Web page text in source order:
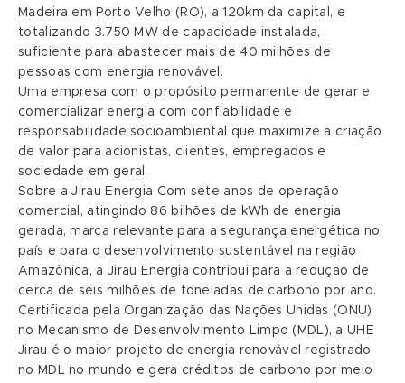
Madeira em Porto Velho (RO), a 120km da capital, e
totalizando 3.750 MW de capacidade instalada,
suficiente para abastecer mais de 40 milhões de
pessoas com energia renovável.
Uma empresa com o propósito permanente de gerar e
comercializar energia com confiabilidade e
responsabilidade socioambiental que maximize a criação
de valor para acionistas, clientes, empregados e
sociedade em geral.
Sobre a Jirau Energia Com sete anos de operação
comercial, atingindo 86 bilhões de kWh de energia
gerada, marca relevante para a segurança energética no
país e para o desenvolvimento sustentável na região
Amazônica, a Jirau Energia contribui para a redução de
cerca de seis milhões de toneladas de carbono por ano.
Certificada pela Organização das Nações Unidas (ONU)
no Mecanismo de Desenvolvimento Limpo (MDL), a UHE
Jirau é o maior projeto de energia renovável registrado
no MDL no mundo e gera créditos de carbono por meio